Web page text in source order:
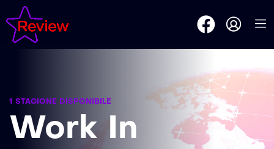
1 STAGIONE DISPONIBILE
Work In